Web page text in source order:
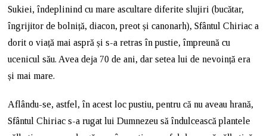
Sukiei, îndeplinind cu mare ascultare diferite slujiri (bucătar,
îngrijitor de bolniță, diacon, preot și canonarh), Sfântul Chiriac a
dorit o viață mai aspră și s-a retras în pustie, împreună cu
ucenicul său. Avea deja 70 de ani, dar setea lui de nevoință era
și mai mare.
Aflându-se, astfel, în acest loc pustiu, pentru că nu aveau hrană,
Sfântul Chiriac s-a rugat lui Dumnezeu să îndulcească plantele